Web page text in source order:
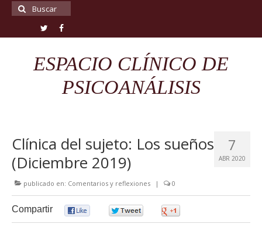
Buscar
por:
ESPACIO CLÍNICO DE
PSICOANÁLISIS
7
ABR 2020
Clínica del sujeto: Los sueños
(Diciembre 2019)
publicado en: Comentarios y reflexiones | 0
Compartir